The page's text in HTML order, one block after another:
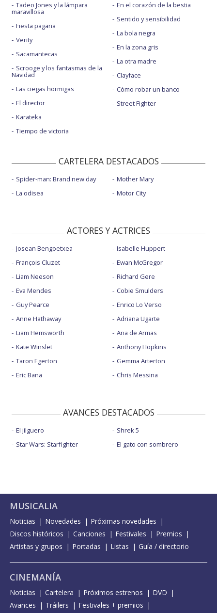
Tadeo Jones y la lámpara
maravillosa
Fiesta pagäna
Verity
Sacamantecas
Scrooge y los fantasmas de la
Navidad
Las ciegas hormigas
El director
Karateka
Tiempo de victoria
En el corazón de la bestia
Sentido y sensibilidad
La bola negra
En la zona gris
La otra madre
Clayface
Cómo robar un banco
Street Fighter
CARTELERA DESTACADOS
Spider-man: Brand new day
La odisea
Mother Mary
Motor City
ACTORES Y ACTRICES
Josean Bengoetxea
François Cluzet
Liam Neeson
Eva Mendes
Guy Pearce
Anne Hathaway
Liam Hemsworth
Kate Winslet
Taron Egerton
Eric Bana
Isabelle Huppert
Ewan McGregor
Richard Gere
Cobie Smulders
Enrico Lo Verso
Adriana Ugarte
Ana de Armas
Anthony Hopkins
Gemma Arterton
Chris Messina
AVANCES DESTACADOS
El jilguero
Star Wars: Starfighter
Shrek 5
El gato con sombrero
MUSICALIA
Noticias Novedades
Próximas novedades
Discos históricos
Canciones Festivales
Premios
Artistas y grupos
Portadas Listas Guía / directorio
CINEMANÍA
Noticias Cartelera Próximos estrenos
DVD
Avances
Tráilers Festivales + premios